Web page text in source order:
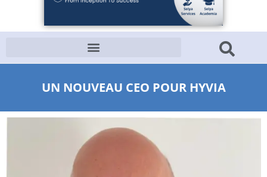
UN NOUVEAU CEO POUR HYVIA